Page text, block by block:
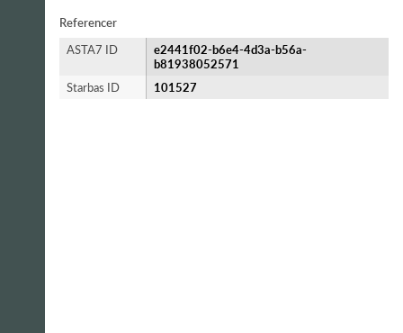
Referencer
ASTA7 ID
e2441f02-b6e4-4d3a-b56a-
b81938052571
Starbas ID
101527